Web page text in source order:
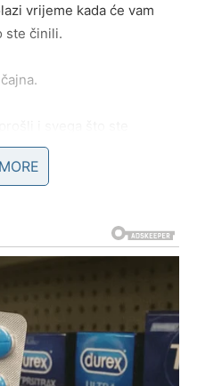
vrijeme kada će vam
ste činili.